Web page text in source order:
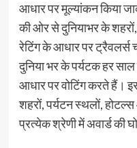
आधार पर मूल्यांकन किया
की ओर से दुनियाभर के
रेटिंग के आधार पर ट्रैवलर्स
दुनिया भर के पर्यटक हर
आधार पर वोटिंग करते हैं।
शहरों, पर्यटन स्थलों,
प्रत्येक श्रेणी में अवार्ड की